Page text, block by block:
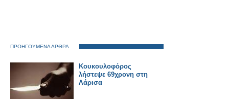
ΠΡΟΗΓΟΥΜΕΝΑ ΑΡΘΡΑ
Κουκουλοφόρος
λήστεψε 69χρονη στη
Λάρισα